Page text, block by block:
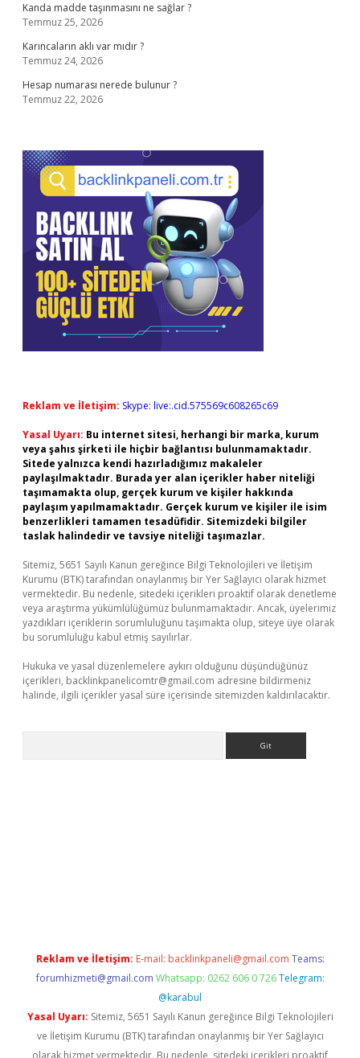
Kanda madde taşınmasını ne sağlar ?
Temmuz 25, 2026
Karıncaların aklı var mıdır ?
Temmuz 24, 2026
Hesap numarası nerede bulunur ?
Temmuz 22, 2026
Reklam ve İletişim: Skype: live:.cid.575569c608265c69
Yasal Uyarı: Bu internet sitesi, herhangi bir marka, kurum
veya şahıs şirketi ile hiçbir bağlantısı bulunmamaktadır.
Sitede yalnızca kendi hazırladığımız makaleler
paylaşılmaktadır. Burada yer alan içerikler haber niteliği
taşımamakta olup, gerçek kurum ve kişiler hakkında
paylaşım yapılmamaktadır. Gerçek kurum ve kişiler ile isim
benzerlikleri tamamen tesadüfidir. Sitemizdeki bilgiler
taslak halindedir ve tavsiye niteliği taşımazlar.
Sitemiz, 5651 Sayılı Kanun gereğince Bilgi Teknolojileri ve İletişim
Kurumu (BTK) tarafından onaylanmış bir Yer Sağlayıcı olarak hizmet
vermektedir. Bu nedenle, sitedeki içerikleri proaktif olarak denetleme
veya araştırma yükümlülüğümüz bulunmamaktadır. Ancak, üyelerimiz
yazdıkları içeriklerin sorumluluğunu taşımakta olup, siteye üye olarak
bu sorumluluğu kabul etmiş sayılırlar.
Hukuka ve yasal düzenlemelere aykırı olduğunu düşündüğünüz
içerikleri, backlinkpanelicomtr@gmail.com adresine bildirmeniz
halinde, ilgili içerikler yasal süre içerisinde sitemizden kaldırılacaktır.
Reklam ve İletişim: E-mail: backlinkpaneli@gmail.com Teams:
forumhizmeti@gmail.com Whatsapp: 0262 606 0 726 Telegram:
@karabul
Yasal Uyarı: Sitemiz, 5651 Sayılı Kanun gereğince Bilgi Teknolojileri
ve İletişim Kurumu (BTK) tarafından onaylanmış bir Yer Sağlayıcı
olarak hizmet vermektedir. Bu nedenle, sitedeki içerikleri proaktif